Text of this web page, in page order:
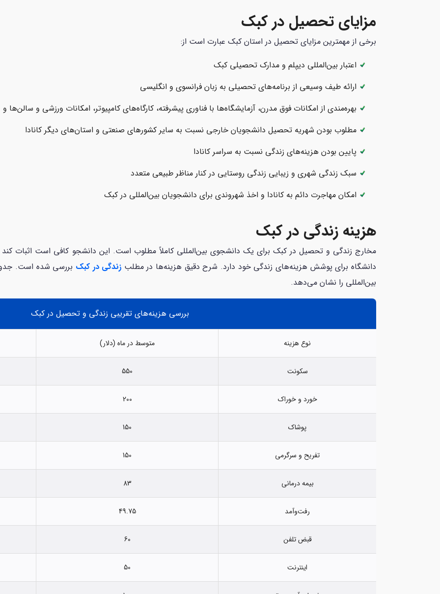
مزایای تحصیل در کبک
برخی از مهمترین مزایای تحصیل در استان کبک عبارت است از:
اعتبار بین‌المللی دیپلم و مدارک تحصیلی کبک
ارائه طیف وسیعی از برنامه‌های تحصیلی به زبان فرانسوی و انگلیسی
بهره‌مندی از امکانات فوق مدرن، آزمایشگاه‌ها با فناوری پیشرفته، کارگاه‌های کامپیوتر، امکانات ورزشی و سالن‌ها و
مطلوب بودن شهریه تحصیل دانشجویان خارجی نسبت به سایر کشورهای صنعتی و استان‌های دیگر کانادا
پایین بودن هزینه‌های زندگی نسبت به سراسر کانادا
سبک زندگی شهری و زیبایی زندگی روستایی در کنار مناظر طبیعی متعدد
امکان مهاجرت دائم به کانادا و اخذ شهروندی برای دانشجویان بین‌المللی در کبک
هزینه زندگی در کبک
دانشگاه برای پوشش هزینه‌های زندگی خود دارد. شرح دقیق هزینه‌ها در مطلب زندگی در کبک بررسی شده است.
بین‌المللی را نشان می‌دهد.
بررسی هزینه‌های تقریبی زندگی و تحصیل در کبک
نوع هزینه متوسط در ماه (دلار)
سکونت 550
خورد و خوراک 200
پوشاک 150
تفریح و سرگرمی 150
بیمه درمانی 83
رفت‌وآمد 49.75
قبض تلفن 60
اینترنت 50